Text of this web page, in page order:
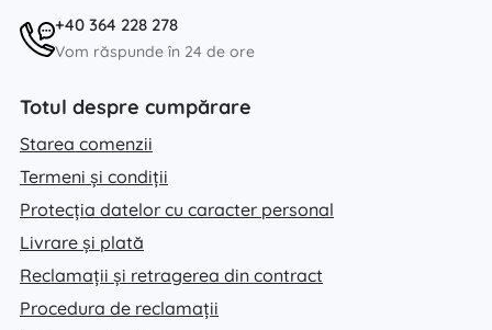
+40 364 228 278
Vom răspunde în 24 de ore
Totul despre cumpărare
Starea comenzii
Termeni și condiții
Protecția datelor cu caracter personal
Livrare și plată
Reclamații și retragerea din contract
Procedura de reclamații